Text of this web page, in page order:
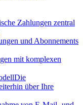
Zahlungen zentral
und Abonnements
mit komplexen
Die
über Ihre